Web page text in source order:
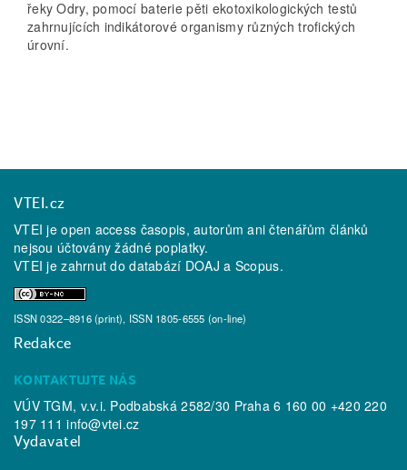
řeky Odry, pomocí baterie pěti ekotoxikologických testů
zahrnujících indikátorové organismy různých trofických
úrovní.
VTEI.cz
VTEI je open access časopis, autorům ani čtenářům článků
nejsou účtovány žádné poplatky.
VTEI je zahrnut do databází DOAJ a Scopus.
ISSN 0322–8916 (print), ISSN 1805-6555 (on-line)
Redakce
KONTAKTUJTE NÁS
VÚV TGM, v.v.i. Podbabská 2582/30 Praha 6 160 00 +420 220
197 111info@vtei.cz
Vydavatel